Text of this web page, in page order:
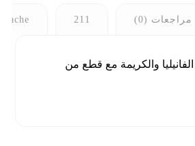
مراجعات (0) 211
والكريمة مع قطع من